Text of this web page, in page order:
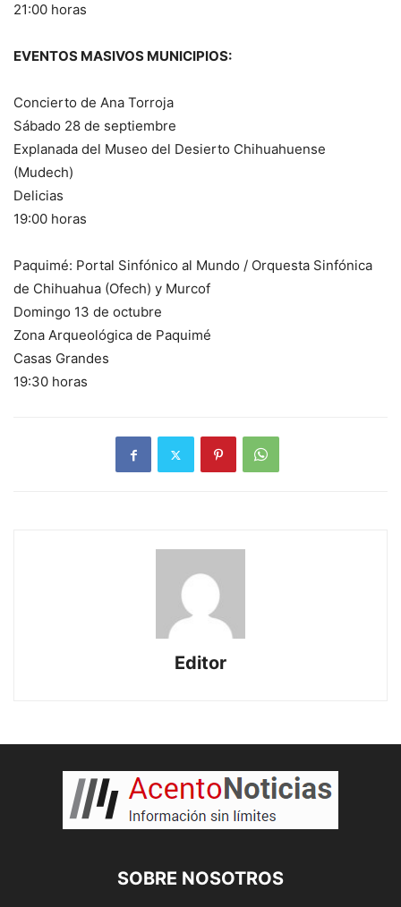
21:00 horas
EVENTOS MASIVOS MUNICIPIOS:
Concierto de Ana Torroja
Sábado 28 de septiembre
Explanada del Museo del Desierto Chihuahuense
(Mudech)
Delicias
19:00 horas
Paquimé: Portal Sinfónico al Mundo / Orquesta Sinfónica
de Chihuahua (Ofech) y Murcof
Domingo 13 de octubre
Zona Arqueológica de Paquimé
Casas Grandes
19:30 horas
Editor
SOBRE NOSOTROS